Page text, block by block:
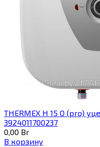
THERMEX H 15 O (pro)
3924011700237
0,00 Br
В корзину